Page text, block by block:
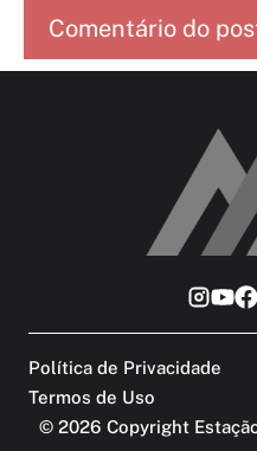
© 2026 Copyright
Política de Privacidade
Termos de Uso